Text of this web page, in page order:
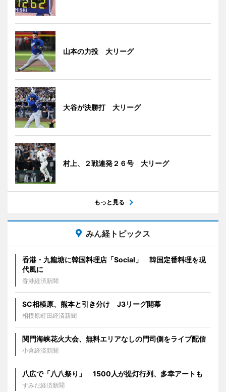
山本の力投 大リーグ
大谷が決勝打 大リーグ
村上、２戦連発２６号 大リーグ
もっと見る
みん経トピックス
香港・九龍塘に韓国料理店「Social」 韓国定番料理を現
代風に
香港経済新聞
SC相模原、熊本と引き分け J3リーグ開幕
相模原町田経済新聞
関門海峡花火大会、無料エリアなしの門司側をライブ配信
小倉経済新聞
八広で「八八祭り」 1500人が提灯行列、多幸アートも
すみだ経済新聞